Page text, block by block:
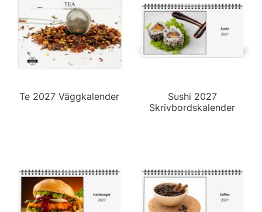
Te 2027 Väggkalender
Sushi 2027
Skrivbordskalender